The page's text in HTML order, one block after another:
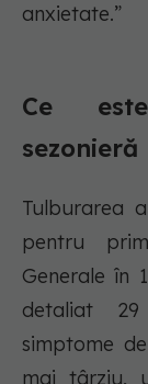
anxietate.”
Ce
sezonieră
Tulburarea
pentru
Generale în
detaliat
simptome
mai târziu,